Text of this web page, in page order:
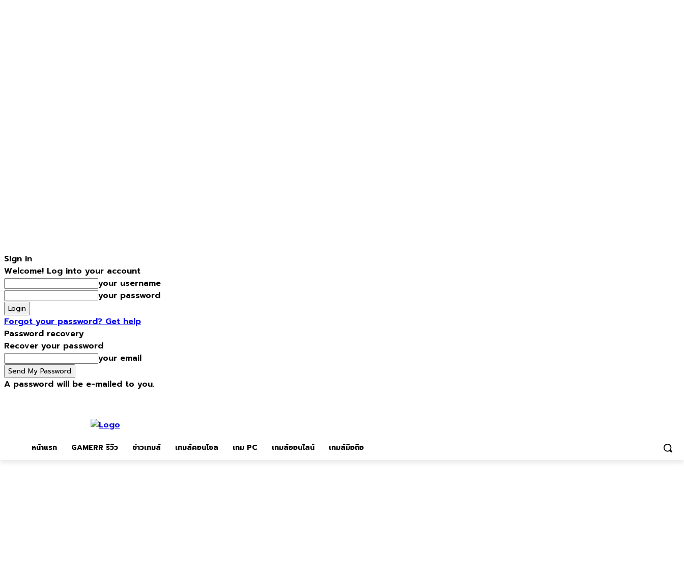
Sign in
Welcome! Log into your account
your username
your password
Forgot your password? Get help
Password recovery
Recover your password
your email
A password will be e-mailed to you.
หน้าแรก GAMERR รีวิว ข่าวเกมส์ เกมส์คอนโซล เกม PC เกมส์ออนไลน์ เกมส์มือถือ